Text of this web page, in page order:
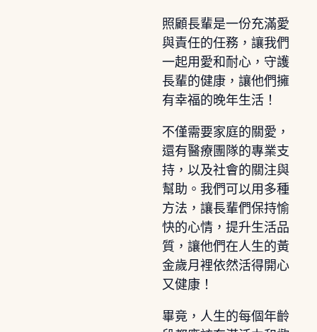
照顧長輩是一份充滿愛
與責任的任務，讓我們
一起用愛和耐心，守護
長輩的健康，讓他們擁
有幸福的晚年生活！
不僅需要家庭的關愛，
還有醫療團隊的專業支
持，以及社會的關注與
幫助。我們可以用多種
方法，讓長輩們保持愉
快的心情，提升生活品
質，讓他們在人生的黃
金歲月裡依然活得開心
又健康！
畢竟，人生的每個年齡